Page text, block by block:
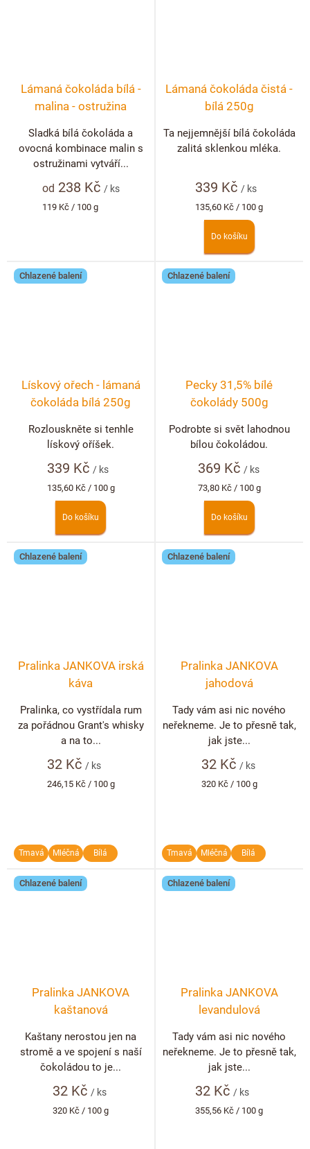
Lámaná čokoláda bílá -
malina - ostružina
od 238 Kč / ks
Měrná
119 Kč / 100 g
Sladká bílá čokoláda a
ovocná kombinace malin s
ostružinami vytváří...
Lámaná čokoláda čistá -
bílá 250g
339 Kč / ks
Měrná
cena:
135,60 Kč / 100 g
Do košíku
Ta nejjemnější bílá čokoláda
zalitá sklenkou mléka.
Chlazené balení
Lískový ořech - lámaná
čokoláda bílá 250g
339 Kč / ks
Měrná
cena:
135,60 Kč / 100 g
Do košíku
Rozlouskněte si tenhle
lískový oříšek.
Chlazené balení
Pecky 31,5% bílé
čokolády 500g
369 Kč / ks
Měrná
cena:
73,80 Kč / 100 g
Do košíku
Podrobte si svět lahodnou
bílou čokoládou.
Chlazené balení
Pralinka JANKOVA irská
káva
32 Kč / ks
Měrná
246,15 Kč / 100 g
Pralinka, co vystřídala rum
za pořádnou Grant's whisky
a na to...
Tmavá Mléčná Bílá
Chlazené balení
Pralinka JANKOVA
jahodová
32 Kč / ks
Měrná
320 Kč / 100 g
Tady vám asi nic nového
neřekneme. Je to přesně tak,
jak jste...
Tmavá Mléčná Bílá
Chlazené balení
Pralinka JANKOVA
kaštanová
32 Kč/ ks
Měrná
320 Kč / 100 g
Kaštany nerostou jen na
stromě a ve spojení s naší
čokoládou to je...
Chlazené balení
Pralinka JANKOVA
levandulová
32 Kč/ ks
Měrná
355,56 Kč / 100 g
Tady vám asi nic nového
neřekneme. Je to přesně tak,
jak jste...